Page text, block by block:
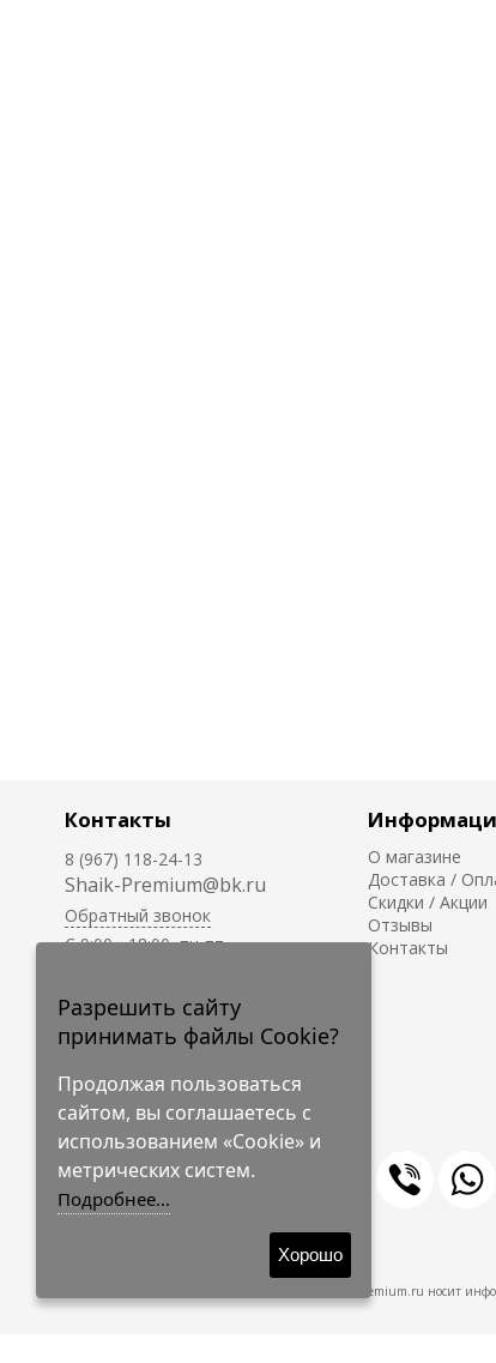
Контакты
8 (967) 118-24-13
Shaik-Premium@bk.ru
Обратный звонок
C 9:00 - 18:00, пн-пт
круглосуточно.
О магазине
Доставка /
Скидки / Акции
Отзывы
Контакты
© 2009-2026 Shaik-Premium
Shaik-Premium.ru носит
Разрешить сайту
принимать файлы Cookie?
Продолжая пользоваться
сайтом, вы соглашаетесь с
использованием «Cookie» и
метрических систем.
Подробнее...
Хорошо